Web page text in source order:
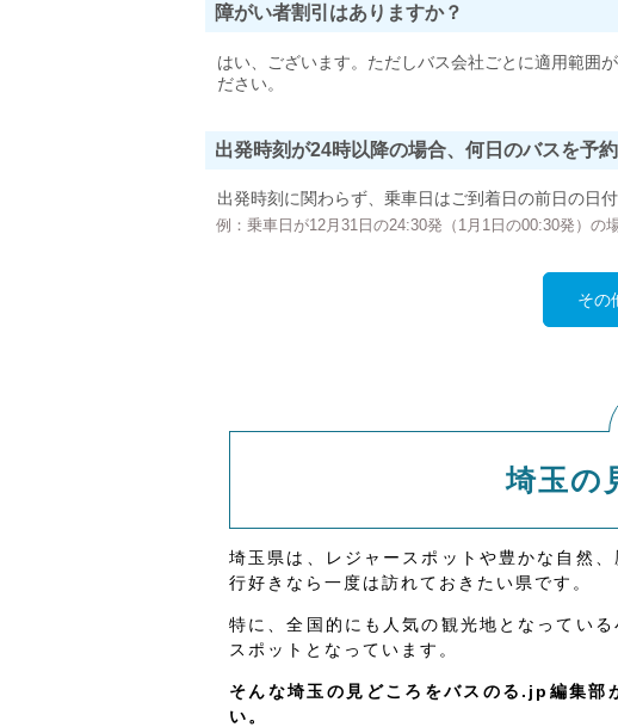
障がい者割引はありますか？
はい、ございます。ただしバス会社ごとに適用範囲
ださい。
出発時刻が24時以降の場合、何日のバスを予
出発時刻に関わらず、乗車日はご到着日の前日の日付
例：乗車日が12月31日の24:30発（1月1日の00:30発）の
その
埼玉の
埼玉県は、レジャースポットや豊かな自然
行好きなら一度は訪れておきたい県です。
特に、全国的にも人気の観光地となってい
スポットとなっています。
そんな埼玉の見どころをバスのる.jp編集部
い。